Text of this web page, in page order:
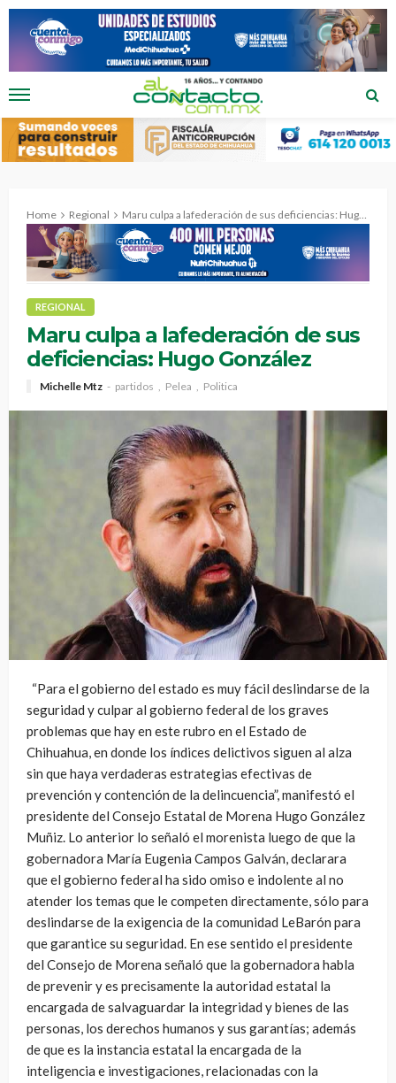
Home Regional Maru culpa a lafederación de sus deficiencias: Hugo González
REGIONAL
Maru culpa a lafederación de sus
deficiencias: Hugo González
Michelle Mtz partidos Pelea Politica
“Para el gobierno del estado es muy fácil deslindarse de la
seguridad y culpar al gobierno federal de los graves
problemas que hay en este rubro en el Estado de
Chihuahua, en donde los índices delictivos siguen al alza
sin que haya verdaderas estrategias efectivas de
prevención y contención de la delincuencia”, manifestó el
presidente del Consejo Estatal de Morena Hugo González
Muñiz. Lo anterior lo señaló el morenista luego de que la
gobernadora María Eugenia Campos Galván, declarara
que el gobierno federal ha sido omiso e indolente al no
atender los temas que le competen directamente, sólo para
deslindarse de la exigencia de la comunidad LeBarón para
que garantice su seguridad. En ese sentido el presidente
del Consejo de Morena señaló que la gobernadora habla
de prevenir y es precisamente la autoridad estatal la
encargada de salvaguardar la integridad y bienes de las
personas, los derechos humanos y sus garantías; además
de que es la instancia estatal la encargada de la
inteligencia e investigaciones, relacionadas con la